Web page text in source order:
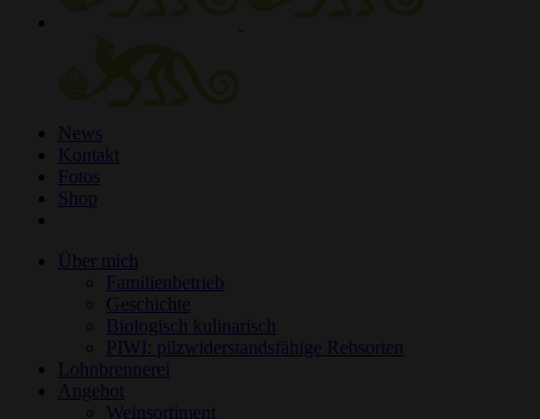
News
Kontakt
Fotos
Shop
Über mich
Familienbetrieb
Geschichte
Biologisch kulinarisch
PIWI: pilzwiderstandsfähige Rebsorten
Lohnbrennerei
Angebot
Weinsortiment